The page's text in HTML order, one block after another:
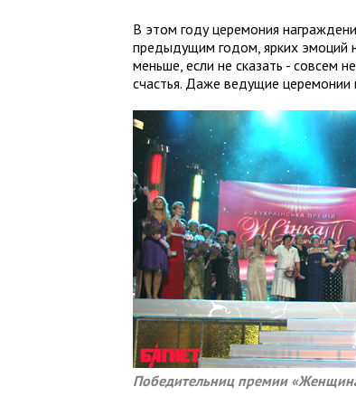
В этом году церемония
предыдущим годом, ярких эмоций
меньше, если не сказать - совсем
счастья. Даже ведущие
Победительниц премии «Женщина